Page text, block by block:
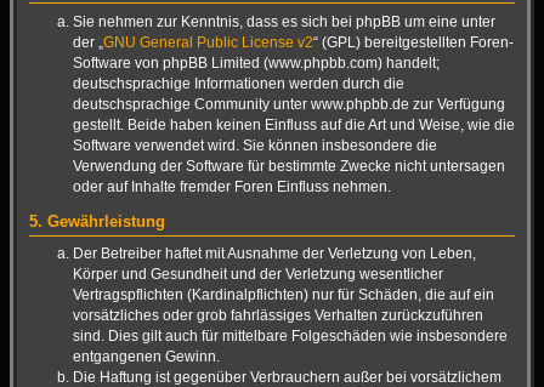
Sie nehmen zur Kenntnis, dass es sich bei phpBB um eine unter
der „ GNU General Public License v2“ (GPL) bereitgestellten Foren-
Software von phpBB Limited (www.phpbb.com) handelt;
deutschsprachige Informationen werden durch die
deutschsprachige Community unter www.phpbb.de zur Verfügung
gestellt. Beide haben keinen Einfluss auf die Art und Weise, wie die
Software verwendet wird. Sie können insbesondere die
Verwendung der Software für bestimmte Zwecke nicht untersagen
oder auf Inhalte fremder Foren Einfluss nehmen.
5. Gewährleistung
Der Betreiber haftet mit Ausnahme der Verletzung von Leben,
Körper und Gesundheit und der Verletzung wesentlicher
Vertragspflichten (Kardinalpflichten) nur für Schäden, die auf ein
vorsätzliches oder grob fahrlässiges Verhalten zurückzuführen
sind. Dies gilt auch für mittelbare Folgeschäden wie insbesondere
entgangenen Gewinn.
Die Haftung ist gegenüber Verbrauchern außer bei vorsätzlichem